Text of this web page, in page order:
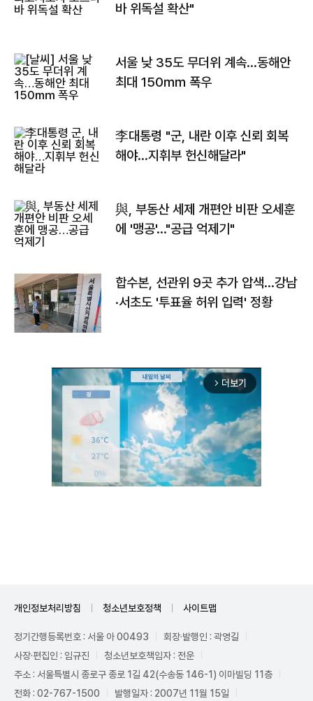
바 위독설 확산"
서울 낮 35도 무더위 계속…동해안
최대 150㎜ 폭우
李대통령 "군, 내란 이후 신뢰 회복
해야…지휘부 헌신해달라"
與, 부동산 세제 개편안 비판 오세훈
에 '맹공'…"공급 억제기"
합수본, 선관위 9곳 추가 압색…강남
·서초도 '투표율 허위 입력' 정황
arrow_forward_ios 더보기
개인정보처리방침 청소년보호정책 사이트맵
정기간행등록번호 : 서울 아 00493
회장·발행인 : 곽영길
사장·편집인 : 임규진
청소년보호책임자 : 전운
주소 : 서울특별시 종로구 종로 1길 42(수송동 146-1) 이마빌딩 11층
전화 : 02-767-1500
발행일자 : 2007년 11월 15일